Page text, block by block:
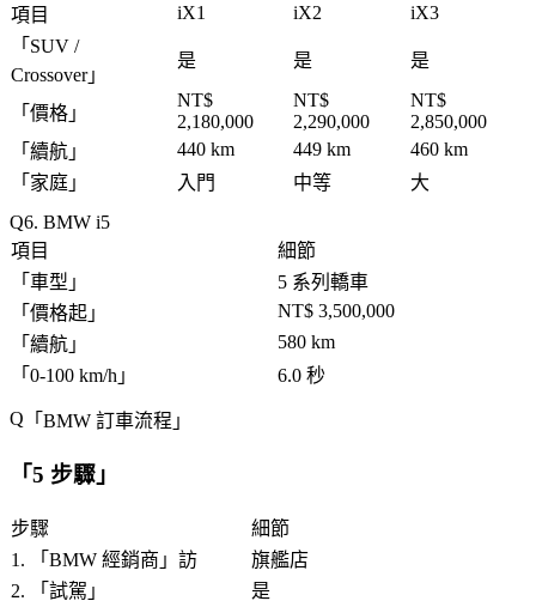
項目
iX1 iX2
iX3
「 SUV /
Crossover」
是 是 是
「 價格 」
NT$
2,180,000
NT$
2,290,000
NT$
2,850,000
「 續航 」 440 km 449 km
460 km
「 家庭 」 入門 中等
大
6. BMW i5
項目
細節
「 車型 」
5 系列轎車
「 價格起 」
NT$ 3,500,000
「 續航 」
580 km
「 0-100 km/h 」 6.0 秒
「 BMW 訂車流程 」
「5 步驟 」
步驟
細節
1. 「 BMW 經銷商 」訪
旗艦店
2. 「 試駕 」
是